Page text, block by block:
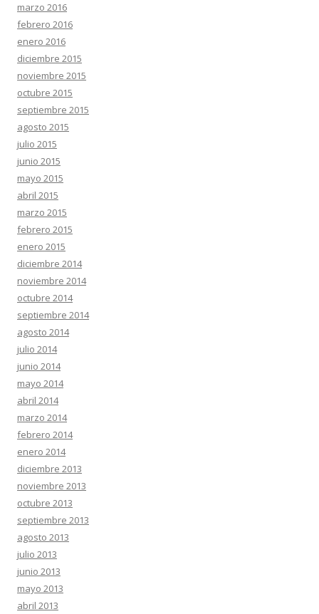
marzo 2016
febrero 2016
enero 2016
diciembre 2015
noviembre 2015
octubre 2015
septiembre 2015
agosto 2015
julio 2015
junio 2015
mayo 2015
abril 2015
marzo 2015
febrero 2015
enero 2015
diciembre 2014
noviembre 2014
octubre 2014
septiembre 2014
agosto 2014
julio 2014
junio 2014
mayo 2014
abril 2014
marzo 2014
febrero 2014
enero 2014
diciembre 2013
noviembre 2013
octubre 2013
septiembre 2013
agosto 2013
julio 2013
junio 2013
mayo 2013
abril 2013